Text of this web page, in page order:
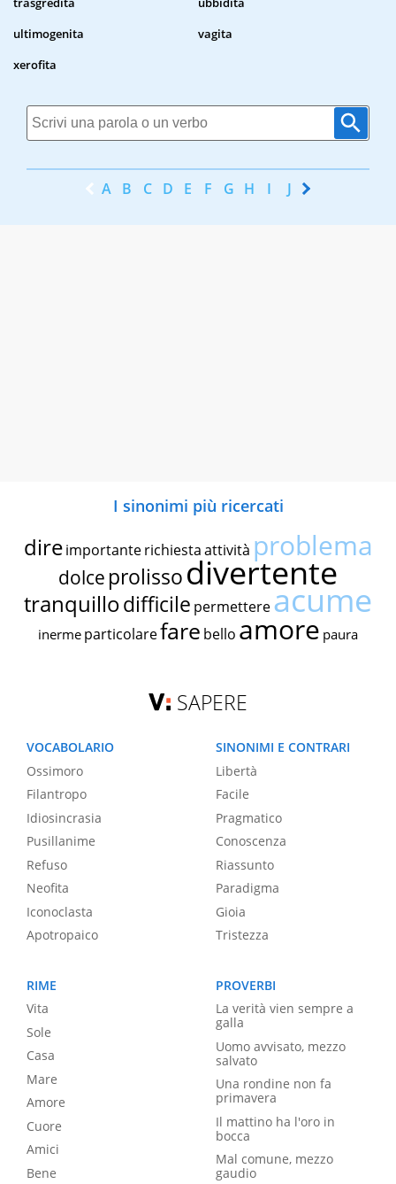
ultimogenita
vagita
xerofita
A B C D E F G H I J K
I sinonimi più ricercati
dire importante richiestaattività problema
dolce prolissodivertente
tranquillodifficile permettereacume
inerme particolarefare bello amore paura
SAPERE
VOCABOLARIO
Ossimoro
Filantropo
Idiosincrasia
Pusillanime
Refuso
Neofita
Iconoclasta
Apotropaico
SINONIMI E CONTRARI
Libertà
Facile
Pragmatico
Conoscenza
Riassunto
Paradigma
Gioia
Tristezza
RIME
Vita
Sole
Casa
Mare
Amore
Cuore
Amici
Bene
PROVERBI
La verità vien sempre a
galla
Uomo avvisato, mezzo
salvato
Una rondine non fa
primavera
Il mattino ha l'oro in
bocca
Mal comune, mezzo
gaudio